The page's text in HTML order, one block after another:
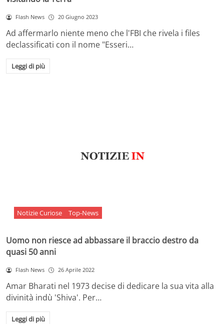
Flash News 20 Giugno 2023
Ad affermarlo niente meno che l'FBI che rivela i files
declassificati con il nome "Esseri…
Leggi di più
Notizie Curiose Top-News
Uomo non riesce ad abbassare il braccio destro da
quasi 50 anni
Flash News 26 Aprile 2022
Amar Bharati nel 1973 decise di dedicare la sua vita alla
divinità indù 'Shiva'. Per…
Leggi di più